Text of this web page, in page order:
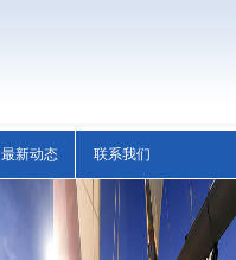
最新动态 联系我们